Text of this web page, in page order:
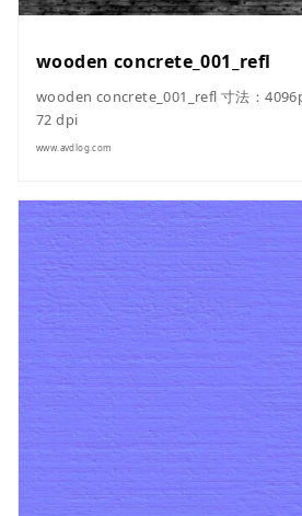
wooden concrete_001_refl
wooden concrete_001_refl 寸法：
72 dpi
www.avdlog.com